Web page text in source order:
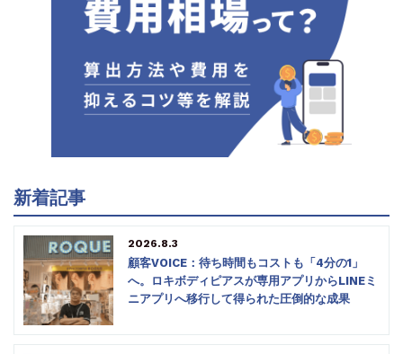
新着記事
2026.8.3
顧客VOICE：待ち時間もコストも「4分の1」
へ。ロキボディピアスが専用アプリからLINEミ
ニアプリへ移行して得られた圧倒的な成果